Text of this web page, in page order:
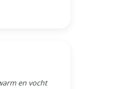
en vocht